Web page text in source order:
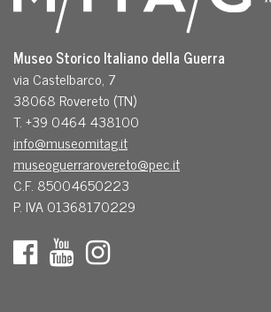
Museo Storico Italiano della Guerra
via Castelbarco, 7
38068 Rovereto (TN)
T. +39 0464 438100
info@museomitag.it
museoguerrarovereto@pec.it
C.F. 85004650223
P. IVA 01368170229